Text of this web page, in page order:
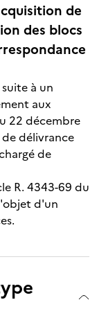
de
des blocs
à un
aux
22 décembre
délivrance
de
R. 4343-69 du
d'un